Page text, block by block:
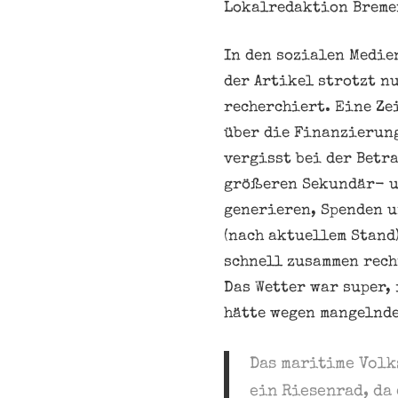
Lokalredaktion
In den sozialen
der Artikel strotzt
recherchiert. Eine
über die
vergisst bei der
größeren Sekundär-
generieren, Spenden
(nach aktuellem
schnell zusammen
Das Wetter war
hätte wegen
Das maritime
ein Riesenrad,